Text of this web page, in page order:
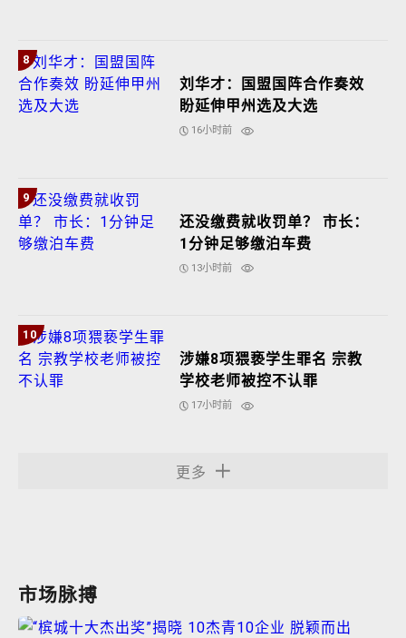
8
刘华才：国盟国阵合作奏效
盼延伸甲州选及大选
16小时前
9
还没缴费就收罚单？ 市长：
1分钟足够缴泊车费
13小时前
10
涉嫌8项猥亵学生罪名 宗教
学校老师被控不认罪
17小时前
更多
市场脉搏